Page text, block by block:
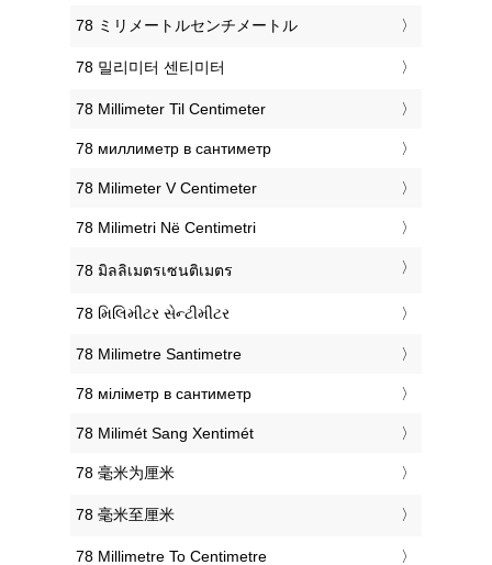
‎78 ミリメートルセンチメートル
‎78 밀리미터 센티미터
‎78 Millimeter Til Centimeter
‎78 миллиметр в сантиметр
‎78 Milimeter V Centimeter
‎78 Milimetri Në Centimetri
‎78 มิลลิเมตรเซนติเมตร
‎78 મિલિમીટર સેન્ટીમીટર
‎78 Milimetre Santimetre
‎78 міліметр в сантиметр
‎78 Milimét Sang Xentimét
‎78 毫米为厘米
‎78 毫米至厘米
‎78 Millimetre To Centimetre